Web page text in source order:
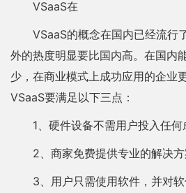
VSaaS在
VSaaS的概念在国内已经流行
外的热度明显要比国内高。在国内
少，在商业模式上成功应用的企业
VSaaS要满足以下三点：
1、硬件设备不需用户投入任何
2、商家免费提供专业的解决方
3、用户只需使用软件，并对软